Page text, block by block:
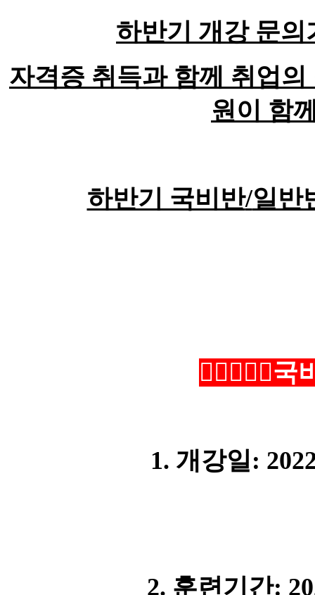
하반기 개강 문
자격증 취득과 함께 취업
원이 함
하반기 국비반/일반
국
1. 개강일:
2. 훈련기간: